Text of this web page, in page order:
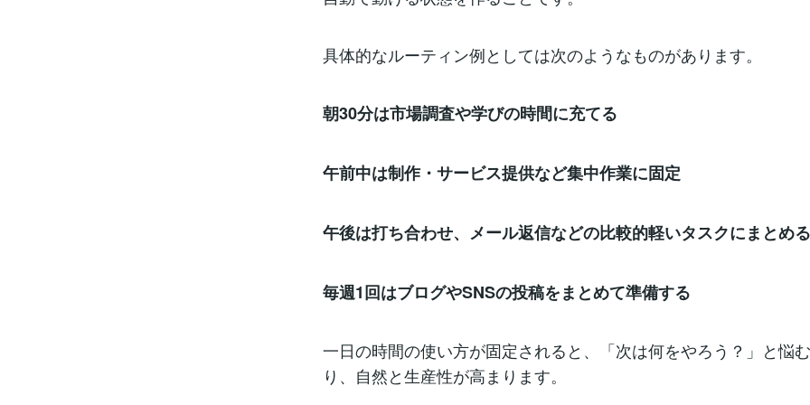
具体的なルーティン例としては次のようなものがあります。
朝30分は市場調査や学びの時間に充てる
午前中は制作・サービス提供など集中作業に固定
午後は打ち合わせ、メール返信などの比較的軽いタスクにまとめる
毎週1回はブログやSNSの投稿をまとめて準備する
一日の時間の使い方が固定されると、「次は何をやろう？」と悩
り、自然と生産性が高まります。